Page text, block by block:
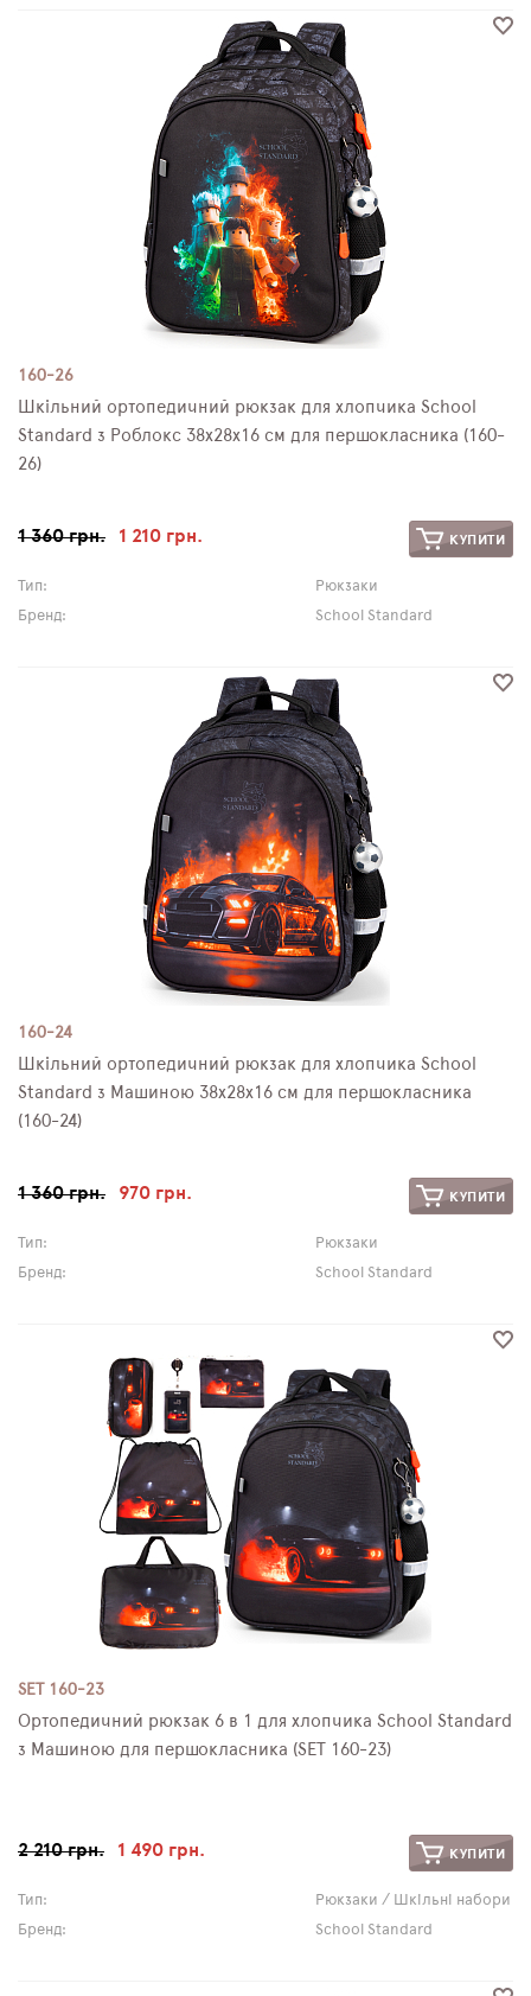
160-26
Шкільний ортопедичний рюкзак для хлопчика School
Standard з Роблокс 38х28х16 см для першокласника (160-
26)
1 360 грн. 1 210 грн. КУПИТИ
Тип:
Рюкзаки
Бренд:
School Standard
160-24
Шкільний ортопедичний рюкзак для хлопчика School
Standard з Машиною 38х28х16 см для першокласника
(160-24)
1 360 грн. 970 грн. КУПИТИ
Тип:
Рюкзаки
Бренд:
School Standard
SET 160-23
Ортопедичний рюкзак 6 в 1 для хлопчика School Standard
з Машиною для першокласника (SET 160-23)
2 210 грн. 1 490 грн. КУПИТИ
Тип:
Рюкзаки / Шкільні набори
Бренд:
School Standard